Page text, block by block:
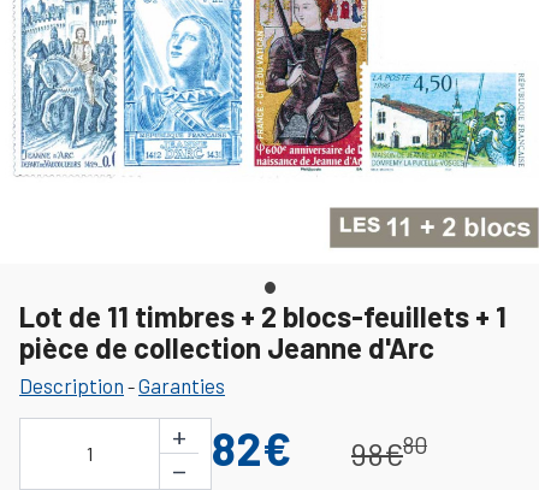
Lot de 11 timbres + 2 blocs-feuillets + 1
pièce de collection Jeanne d'Arc
Description -Garanties
1
+
−
82€ 98€80